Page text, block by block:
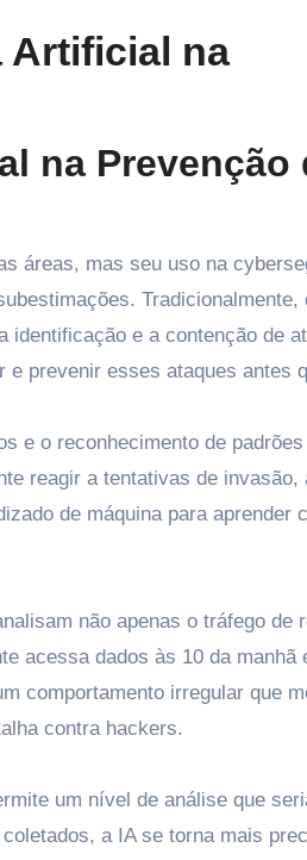
Artificial na
na Prevenção
áreas, mas seu uso na
Tradicionalmente,
e a contenção de
prevenir esses ataques antes
e o reconhecimento de
reagir a tentativas de
de máquina para aprender
não apenas o tráfego de
acessa dados às 10 da manhã
comportamento irregular que
contra hackers.
um nível de análise que
a IA se torna mais